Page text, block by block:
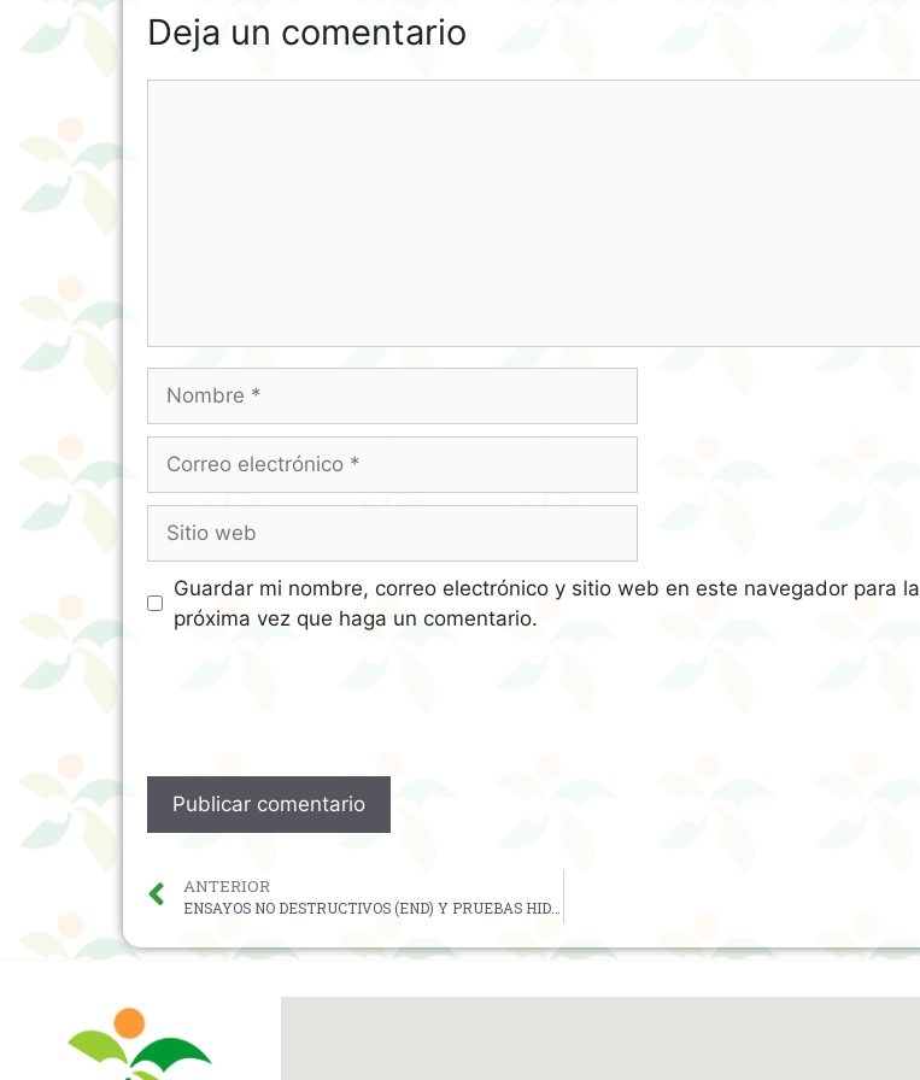
Deja un comentario
Guardar mi nombre, correo electrónico y sitio web en este navegador para la
próxima vez que haga un comentario.
ANTERIOR
ENSAYOS NO DESTRUCTIVOS (END) Y PRUEBAS HIDROSTATICAS